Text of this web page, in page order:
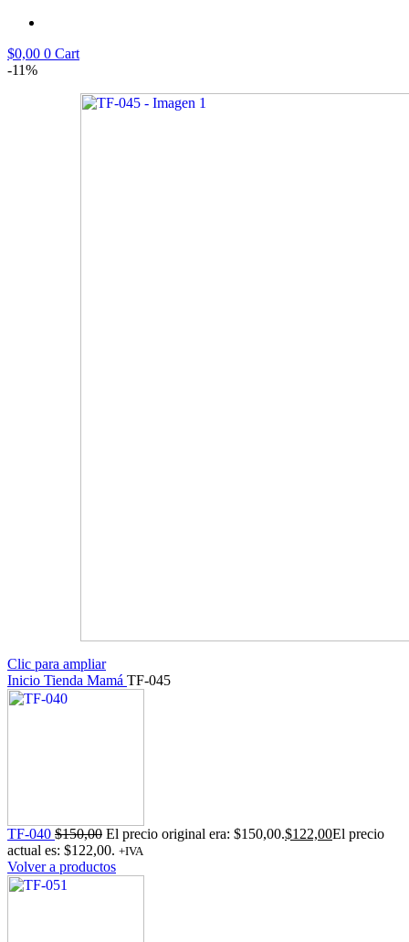
$0,00 0 Cart
-11%
Clic para ampliar
Inicio Tienda Mamá TF-045
TF-040 $150,00 El precio original era: $150,00.$122,00El precio
actual es: $122,00. +IVA
Volver a productos